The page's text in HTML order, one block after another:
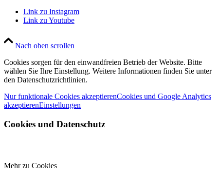
Link zu Instagram
Link zu Youtube
Nach oben scrollen
Cookies sorgen für den einwandfreien Betrieb der Website. Bitte
wählen Sie Ihre Einstellung. Weitere Informationen finden Sie unter
den Datenschutzrichtlinien.
Nur funktionale Cookies akzeptierenCookies und Google Analytics
akzeptierenEinstellungen
Cookies und Datenschutz
Mehr zu Cookies